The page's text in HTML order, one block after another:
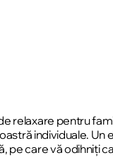
relaxare pentru
individuale. Un
care vă odihniți